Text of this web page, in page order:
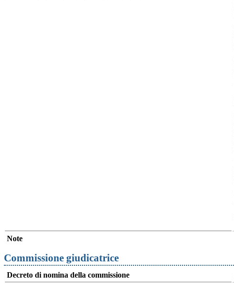
Note
Commissione giudicatrice
Decreto di nomina della commissione